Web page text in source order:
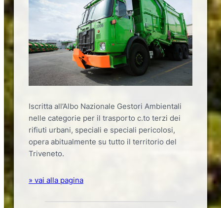
Iscritta all’Albo Nazionale Gestori Ambientali
nelle categorie per il trasporto c.to terzi dei
rifiuti urbani, speciali e speciali pericolosi,
opera abitualmente su tutto il territorio del
Triveneto.
» vai alla pagina